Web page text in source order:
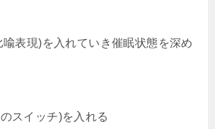
喩表現)を入れていき催眠状態を深め
スイッチ)を入れる